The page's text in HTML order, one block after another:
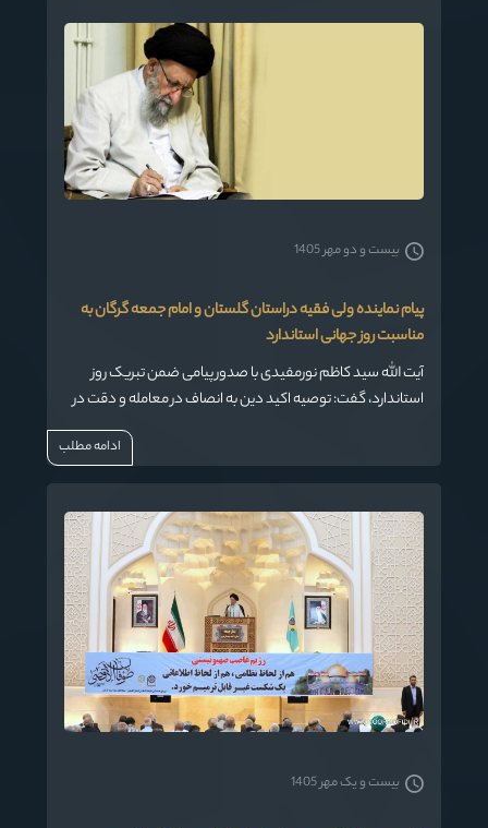
پیام نماینده ولی فقیه دراستان گلستان و امام جمعه گرگان به
مناسبت روز جهانی استاندارد
آیت الله سید کاظم نورمفیدی با صدور پیامی ضمن تبریک روز
استاندارد، گفت: توصیه اکید دین به انصاف در معامله و دقت در
بیست و دو مهر 1405
ادامه مطلب
بیست و یک مهر 1405